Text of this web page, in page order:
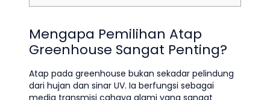
Mengapa Pemilihan Atap
Greenhouse Sangat Penting?
Atap pada greenhouse bukan sekadar pelindung
dari hujan dan sinar UV. Ia berfungsi sebagai